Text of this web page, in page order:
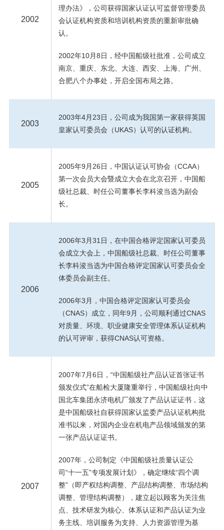
2002
理办法》，公司获得国家认证认可监督管理委员
会认证机构资质和培训机构资质的重新审批确
认。
2002年10月8日，经中国船级社批准，公司成立
南京、重庆、东北、大连、西安、上海、广州、
合肥八个办事处，开启全国布局之路。
2003
2003年4月23日，公司成为我国第一家获得英国
皇家认可委员会（UKAS）认可的认证机构。
2005
2005年9月26日，中国认证认可协会（CCAA）
第一次会员大会暨成立大会在北京召开，中国船
级社总裁、时任公司董事长李科浚当选为副会
长。
2006
2006年3月31日，在中国合格评定国家认可委员
会成立大会上，中国船级社总裁、时任公司董事
长李科浚当选为中国合格评定国家认可委员会全
体委员会副主任。
2006年3月，中国合格评定国家认可委员会
（CNAS）成立，同年9月，公司顺利通过CNAS
对质量、环境、职业健康安全管理体系认证机构
的认可评审，获得CNAS认可资格。
2007
2007年7月6日，“中国船级社产品认证首张证书
颁发仪式”在船检大厦隆重举行，中国船级社向中
国北车集团永济电机厂颁发了产品认证证书，这
是中国船级社自获得国家认监委产品认证机构批
准书以来，对国内企业在机电产品领域颁发的第
一张产品认证证书。
2007年，公司制定《中国船级社质量认证公
司“十一五”专项发展计划》，确定继续“四个调
整”（即产权结构调整、产品结构调整、市场结构
调整、管理结构调整），建立起以顾客为关注焦
点、技术研发为核心、体系认证和产品认证为业
务主线、培训服务为支持、人力资源管理为基